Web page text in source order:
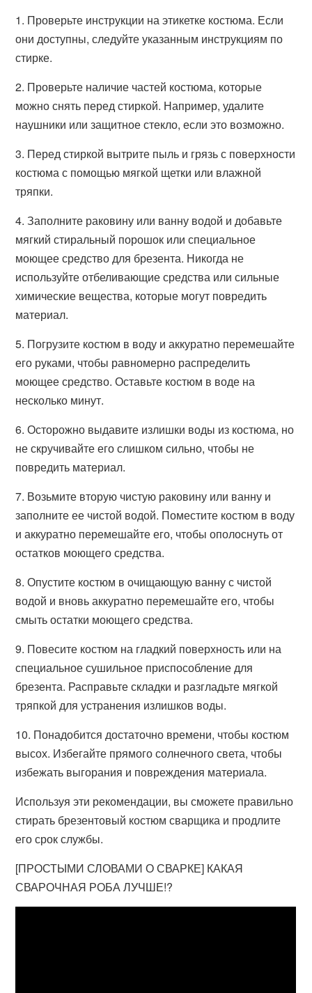
1. Проверьте инструкции на этикетке костюма. Если
они доступны, следуйте указанным инструкциям по
стирке.
2. Проверьте наличие частей костюма, которые
можно снять перед стиркой. Например, удалите
наушники или защитное стекло, если это возможно.
3. Перед стиркой вытрите пыль и грязь с поверхности
костюма с помощью мягкой щетки или влажной
тряпки.
4. Заполните раковину или ванну водой и добавьте
мягкий стиральный порошок или специальное
моющее средство для брезента. Никогда не
используйте отбеливающие средства или сильные
химические вещества, которые могут повредить
материал.
5. Погрузите костюм в воду и аккуратно перемешайте
его руками, чтобы равномерно распределить
моющее средство. Оставьте костюм в воде на
несколько минут.
6. Осторожно выдавите излишки воды из костюма, но
не скручивайте его слишком сильно, чтобы не
повредить материал.
7. Возьмите вторую чистую раковину или ванну и
заполните ее чистой водой. Поместите костюм в воду
и аккуратно перемешайте его, чтобы ополоснуть от
остатков моющего средства.
8. Опустите костюм в очищающую ванну с чистой
водой и вновь аккуратно перемешайте его, чтобы
смыть остатки моющего средства.
9. Повесите костюм на гладкий поверхность или на
специальное сушильное приспособление для
брезента. Расправьте складки и разгладьте мягкой
тряпкой для устранения излишков воды.
10. Понадобится достаточно времени, чтобы костюм
высох. Избегайте прямого солнечного света, чтобы
избежать выгорания и повреждения материала.
Используя эти рекомендации, вы сможете правильно
стирать брезентовый костюм сварщика и продлите
его срок службы.
[ПРОСТЫМИ СЛОВАМИ О СВАРКЕ] КАКАЯ
СВАРОЧНАЯ РОБА ЛУЧШЕ!?